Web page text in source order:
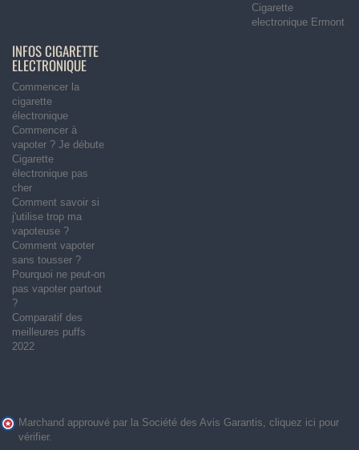
Cigarette
electronique Ermont
INFOS CIGARETTE
ELECTRONIQUE
Commencer la
cigarette
électronique
Commencer à
vapoter ? Je débute
Cigarette
électronique pas
cher
Comment savoir si
j'utilise trop ma
vapoteuse ?
Comment vapoter
sans tousser ?
Pourquoi ne peut-on
pas vapoter partout
?
Comparatif des
meilleures puffs
2022
Marchand approuvé par la Société des Avis Garantis, cliquez ici pour
vérifier.